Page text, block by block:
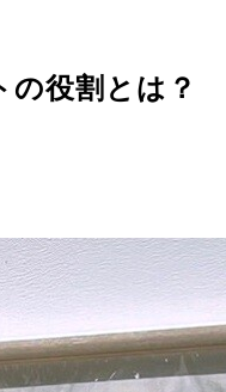
役割とは？